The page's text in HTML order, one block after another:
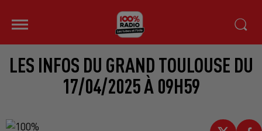
LES INFOS DU GRAND TOULOUSE DU
17/04/2025 À 09H59